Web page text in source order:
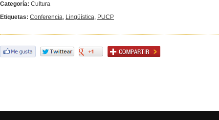
Categoría: Cultura
Etiquetas: Conferencia, Lingüística, PUCP